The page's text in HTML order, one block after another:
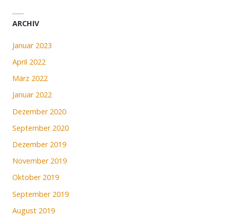
ARCHIV
Januar 2023
April 2022
März 2022
Januar 2022
Dezember 2020
September 2020
Dezember 2019
November 2019
Oktober 2019
September 2019
August 2019